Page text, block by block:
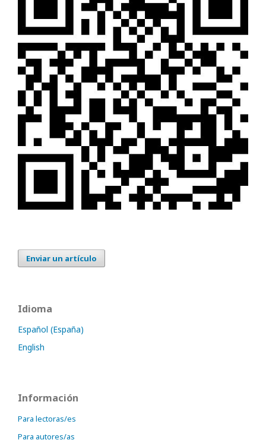
Enviar un artículo
Idioma
Español (España)
English
Información
Para lectoras/es
Para autores/as